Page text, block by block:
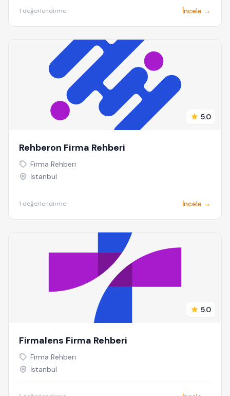
1 değerlendirme İncele →
5.0
Rehberon Firma Rehberi
Firma Rehberi
İstanbul
1 değerlendirme İncele →
5.0
Firmalens Firma Rehberi
Firma Rehberi
İstanbul